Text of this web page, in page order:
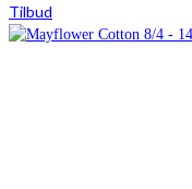
pris
pris
Tilbud